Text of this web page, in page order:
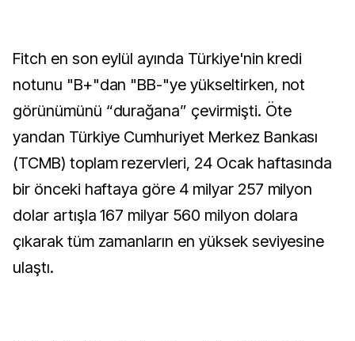
Fitch en son eylül ayında Türkiye'nin kredi
notunu "B+"dan "BB-"ye yükseltirken, not
görünümünü “durağana” çevirmişti. Öte
yandan Türkiye Cumhuriyet Merkez Bankası
(TCMB) toplam rezervleri, 24 Ocak haftasında
bir önceki haftaya göre 4 milyar 257 milyon
dolar artışla 167 milyar 560 milyon dolara
çıkarak tüm zamanların en yüksek seviyesine
ulaştı.